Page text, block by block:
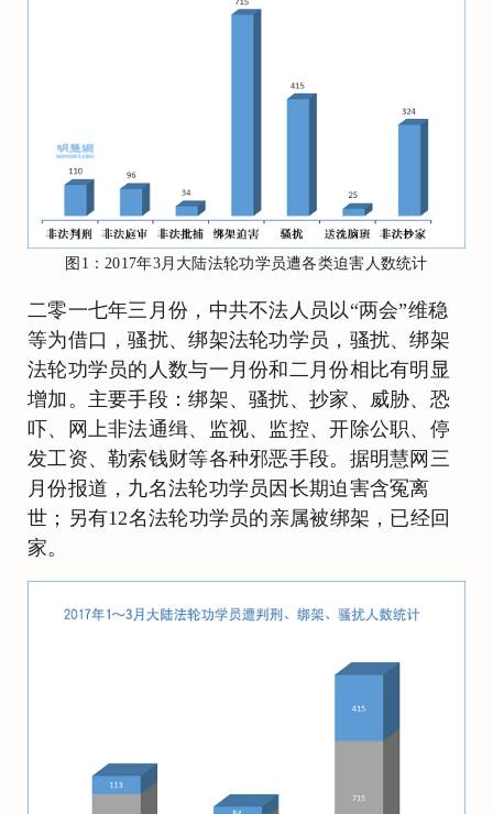
图1：2017年3月大陆法轮功学员遭各类迫害人数统计
二零一七年三月份，中共不法人员以“两会”维稳
等为借口，骚扰、绑架法轮功学员，骚扰、绑架
法轮功学员的人数与一月份和二月份相比有明显
增加。主要手段：绑架、骚扰、抄家、威胁、恐
吓、网上非法通缉、监视、监控、开除公职、停
发工资、勒索钱财等各种邪恶手段。据明慧网三
月份报道，九名法轮功学员因长期迫害含冤离
世；另有12名法轮功学员的亲属被绑架，已经回
家。